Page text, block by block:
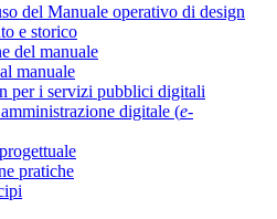
del Manuale operativo di design
e storico
del manuale
manuale
per i servizi pubblici digitali
digitale (e-
pratiche